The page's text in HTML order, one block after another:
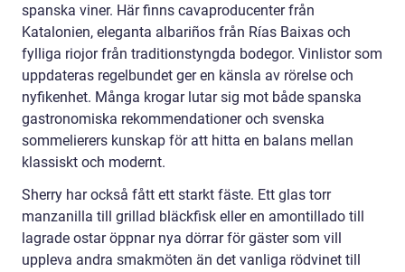
spanska viner. Här finns cavaproducenter från
Katalonien, eleganta albariños från Rías Baixas och
fylliga riojor från traditionstyngda bodegor. Vinlistor som
uppdateras regelbundet ger en känsla av rörelse och
nyfikenhet. Många krogar lutar sig mot både spanska
gastronomiska rekommendationer och svenska
sommelierers kunskap för att hitta en balans mellan
klassiskt och modernt.
Sherry har också fått ett starkt fäste. Ett glas torr
manzanilla till grillad bläckfisk eller en amontillado till
lagrade ostar öppnar nya dörrar för gäster som vill
uppleva andra smakmöten än det vanliga rödvinet till